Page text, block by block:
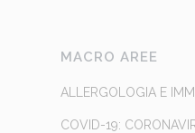
MACRO AREE
ALLERGOLOGIA E
COVID-19: